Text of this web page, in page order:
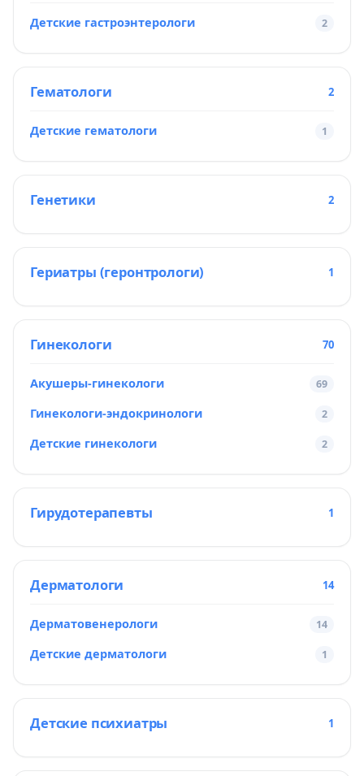
Детские гастроэнтерологи 2
Гематологи 2
Детские гематологи 1
Генетики 2
Гериатры (геронтрологи) 1
Гинекологи 70
Акушеры-гинекологи 69
Гинекологи-эндокринологи 2
Детские гинекологи 2
Гирудотерапевты 1
Дерматологи 14
Дерматовенерологи 14
Детские дерматологи 1
Детские психиатры 1